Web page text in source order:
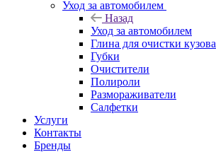
Уход за автомобилем
Назад
Уход за автомобилем
Глина для очистки кузова
Губки
Очистители
Полироли
Размораживатели
Салфетки
Услуги
Контакты
Бренды